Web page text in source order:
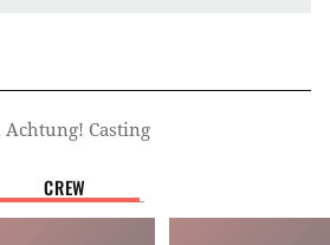
Achtung! Casting
CREW